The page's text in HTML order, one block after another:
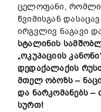
ცელოფანი,
წვიმისგან
ირგვლივ ნაგავი
სტალინის
„ოკუპაციის კანონი
დედაქალაქის
მთელ ობოზს –
და ნარკომანებს –
სურთ!